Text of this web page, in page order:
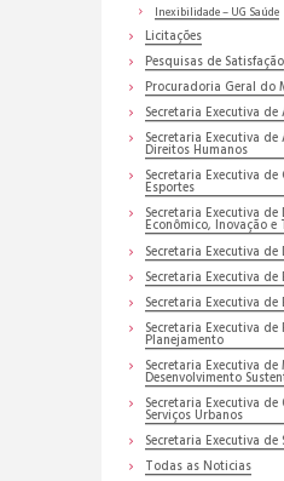
Inexibilidade – UG Saúde
Licitações
Pesquisas de Satisfação
Procuradoria Geral do
Secretaria Executiva
Secretaria Executiva
Direitos Humanos
Secretaria Executiva
Esportes
Secretaria Executiva
Econômico, Inovação e
Secretaria Executiva
Secretaria Executiva de
Secretaria Executiva de
Secretaria Executiva de
Planejamento
Secretaria Executiva
Desenvolvimento
Secretaria Executiva de
Serviços Urbanos
Secretaria Executiva de
Todas as Noticias